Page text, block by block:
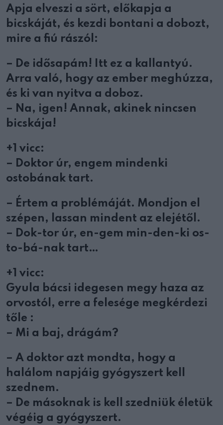
Apja elveszi a sört, előkapja a
bicskáját, és kezdi bontani a dobozt,
mire a fiú rászól:
– De idősapám! Itt ez a kallantyú.
Arra való, hogy az ember meghúzza,
és ki van nyitva a doboz.
– Na, igen! Annak, akinek nincsen
bicskája!
+1 vicc:
– Doktor úr, engem mindenki
ostobának tart.
– Értem a problémáját. Mondjon el
szépen, lassan mindent az elejétől.
– Dok-tor úr, en-gem min-den-ki os-
to-bá-nak tart…
+1 vicc:
Gyula bácsi idegesen megy haza az
orvostól, erre a felesége megkérdezi
tőle :
– Mi a baj, drágám?
– A doktor azt mondta, hogy a
halálom napjáig gyógyszert kell
szednem.
– De másoknak is kell szedniük életük
végéig a gyógyszert.